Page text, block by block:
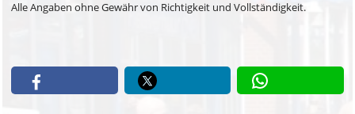
Alle Angaben ohne Gewähr von Richtigkeit und Vollständigkeit.